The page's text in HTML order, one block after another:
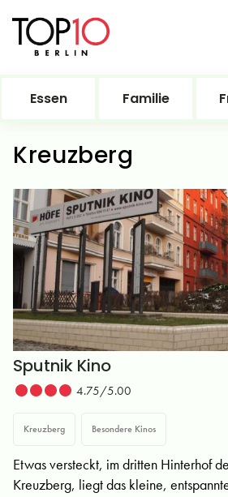
Essen Familie
Kreuzberg
Sputnik Kino
4.75/5.00
Kreuzberg Besondere Kinos
Etwas versteckt, im dritten Hinterhof
Kreuzberg, liegt das kleine,